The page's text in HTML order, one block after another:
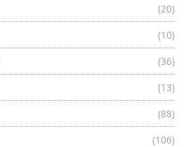
(20)
(10)
(36)
(13)
(88)
(106)